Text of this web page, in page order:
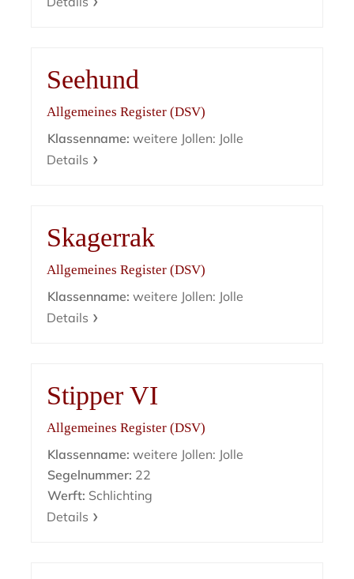
Seehund
Allgemeines Register (DSV)
Klassenname: weitere Jollen: Jolle
Details
Skagerrak
Allgemeines Register (DSV)
Klassenname: weitere Jollen: Jolle
Details
Stipper VI
Allgemeines Register (DSV)
Klassenname: weitere Jollen: Jolle
Segelnummer: 22
Werft: Schlichting
Details